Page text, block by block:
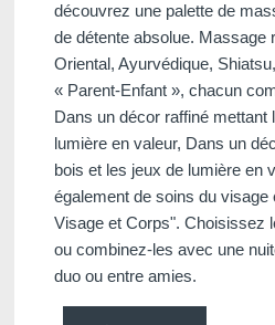
découvrez une palette de
de détente absolue. Massage
Oriental, Ayurvédique,
« Parent-Enfant », chacun
Dans un décor raffiné mettant
lumière en valeur, Dans un
bois et les jeux de lumière en
également de soins du visage
Visage et Corps". Choisissez
ou combinez-les avec une
duo ou entre amies.